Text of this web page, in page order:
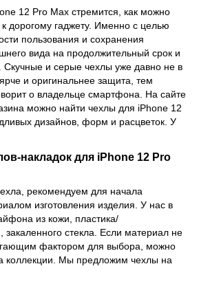
12 Pro Max стремится, как можно
дорогому гаджету. Именно с целью
пользования и сохранения
вида на продолжительный срок и
Скучные и серые чехлы уже давно не в
и оригинальнее защита, тем
о владельце смартфона. На сайте
можно найти чехлы для iPhone 12
дизайнов, форм и расцветок. У
накладок для iPhone 12 Pro
рекомендуем для начала
изготовления изделия. У нас в
из кожи, пластика/
закаленного стекла. Если материал не
фактором для выбора, можно
коллекции. Мы предложим чехлы на